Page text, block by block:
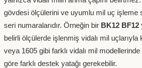
gövdesi ölçülerini ve uyumlu mil uç işleme
seri numaralarıdır. Örneğin bir BK12 BF12
belirli ölçülerde işlenmiş vidalı mil uçlarıyla
veya 1605 gibi farklı vidalı mil
göre farklı destek yatağı gerekebilir.